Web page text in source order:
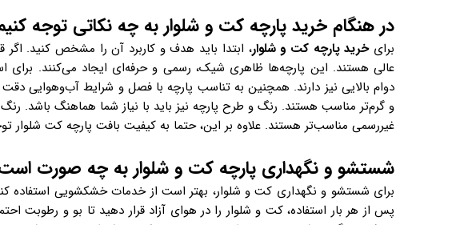
در هنگام خرید پارچه کت و شلوار به چه نکاتی توجه
برایخرید پارچه کت و شلوار، ابتدا باید هدف و کاربرد آن را مشخص کنید.
عالی هستند. این پارچه‌ها ظاهری شیک، رسمی و حرفه‌ای ایجاد می‌کنند. برای
دوام بالایی نیز دارند. همچنین به تناسب پارچه با فصل و شرایط آب‌وهوایی
و گرم‌تر مناسب هستند. رنگ و طرح پارچه نیز باید با نیاز شما هماهنگ باشد.
غیررسمی مناسب‌تر هستند. علاوه بر این، حتما به کیفیت بافت پارچه کت
شستشو و نگهداری پارچه کت و شلوار به چه صورت
برای شستشو و نگهداری کت و شلوار، بهتر است از خدمات خشکشویی استفاده
پس از هر بار استفاده، کت و شلوار را در هوای آزاد قرار دهید تا بو و رطوبت